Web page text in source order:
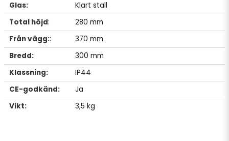
Glas:
Klart stall
Total höjd:
280 mm
Från vägg::
370 mm
Bredd:
300 mm
Klassning:
IP44
CE-godkänd:
Ja
Vikt:
3,5 kg